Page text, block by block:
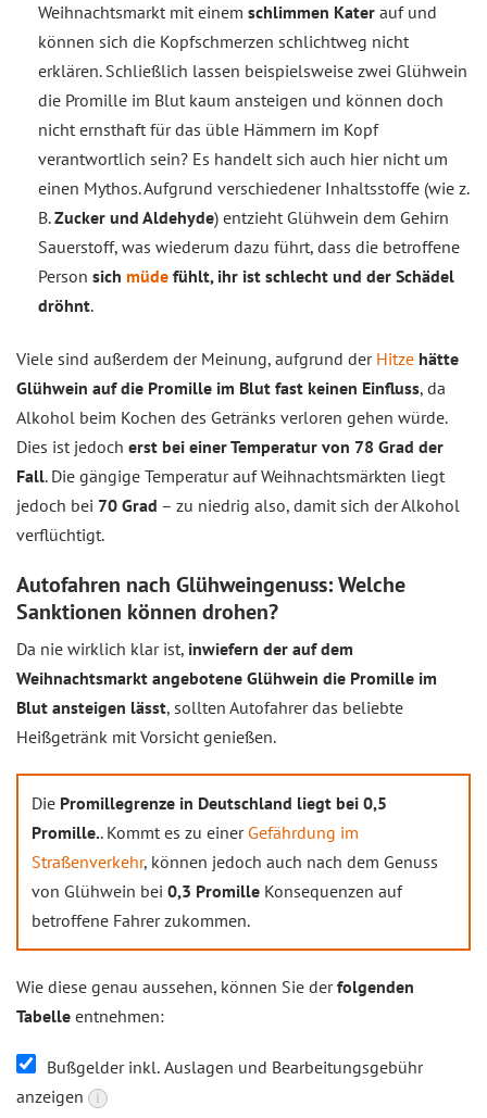
Weihnachtsmarkt mit einem schlimmen Kater auf und
können sich die Kopfschmerzen schlichtweg nicht
erklären. Schließlich lassen beispielsweise zwei Glühwein
die Promille im Blut kaum ansteigen und können doch
nicht ernsthaft für das üble Hämmern im Kopf
verantwortlich sein? Es handelt sich auch hier nicht um
einen Mythos. Aufgrund verschiedener Inhaltsstoffe (wie z.
B.Zucker und Aldehyde) entzieht Glühwein dem Gehirn
Sauerstoff, was wiederum dazu führt, dass die betroffene
Person sich müde fühlt, ihr ist schlecht und der Schädel
dröhnt.
Viele sind außerdem der Meinung, aufgrund der Hitze hätte
Glühwein auf die Promille im Blut fast keinen Einfluss, da
Alkohol beim Kochen des Getränks verloren gehen würde.
Dies ist jedoch erst bei einer Temperatur von 78 Grad der
Fall. Die gängige Temperatur auf Weihnachtsmärkten liegt
jedoch bei 70 Grad – zu niedrig also, damit sich der Alkohol
verflüchtigt.
Autofahren nach Glühweingenuss: Welche
Sanktionen können drohen?
Da nie wirklich klar ist, inwiefern der auf dem
Weihnachtsmarkt angebotene Glühwein die Promille im
Blut ansteigen lässt, sollten Autofahrer das beliebte
Heißgetränk mit Vorsicht genießen.
Die Promillegrenze in Deutschland liegt bei 0,5
Promille.. Kommt es zu einer Gefährdung im
Straßenverkehr, können jedoch auch nach dem Genuss
von Glühwein bei 0,3 Promille Konsequenzen auf
betroffene Fahrer zukommen.
Wie diese genau aussehen, können Sie derfolgenden
Tabelle entnehmen:
Bußgelder inkl. Auslagen und Bearbeitungsgebühr
anzeigen
i